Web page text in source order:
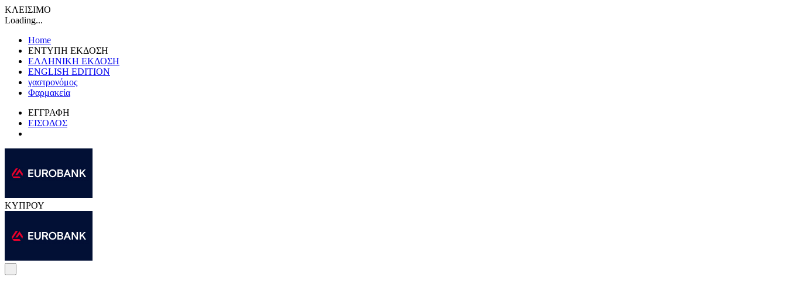
ΚΛΕΙΣΙΜΟ
Loading...
Home
ΕΝΤΥΠΗ ΕΚΔΟΣΗ
ΕΛΛΗΝΙΚΗ ΕΚΔΟΣΗ
ENGLISH EDITION
γαστρονόμος
Φαρμακεία
ΕΓΓΡΑΦΗ
ΕΙΣΟΔΟΣ
ΚΥΠΡΟΥ